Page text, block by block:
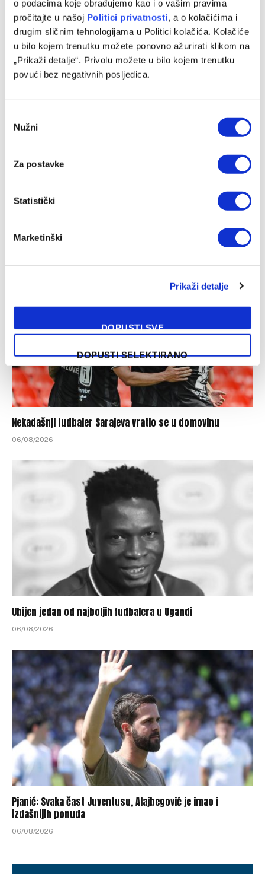
o podacima koje obrađujemo kao i o vašim pravima
pročitajte u našoj Politici privatnosti, a o kolačićima i
drugim sličnim tehnologijama u Politici kolačića. Kolačiće
u bilo kojem trenutku možete ponovno ažurirati klikom na
„Prikaži detalje“. Privolu možete u bilo kojem trenutku
povući bez negativnih posljedica.
Selection
Nužni
Za postavke
Statistički
Marketinški
Prikaži detalje
DOPUSTI SVE
DOPUSTI SELEKTIRANO
Jakirović dobio veliko pojačanje, oboren klupski rekord
06/08/2026
Ličinu
Nekadašnji fudbaler Sarajeva vratio se u domovinu
06/08/2026
Ubijen jedan od najboljih fudbalera u Ugandi
06/08/2026
Pjanić: Svaka čast Juventusu, Alajbegović je imao i
izdašnijih ponuda
06/08/2026